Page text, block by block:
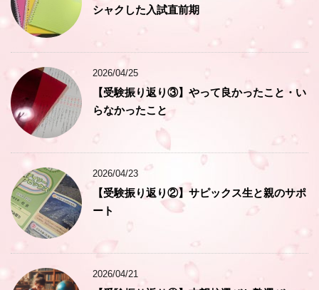
シャクした入試直前期
2026/04/25
【受験振り返り③】やって良かったこと・い
らなかったこと
2026/04/23
【受験振り返り②】サピックス生と親のサポ
ート
2026/04/21